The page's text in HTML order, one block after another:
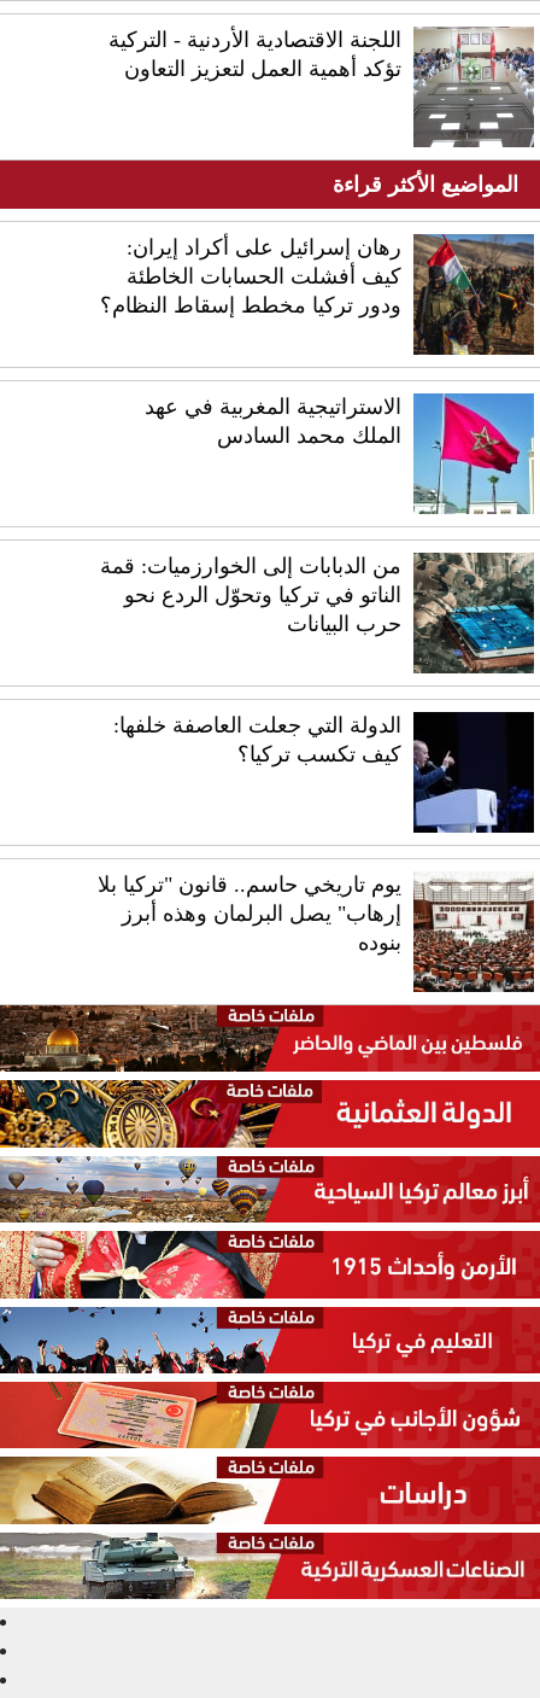
اللجنة الاقتصادية الأردنية - التركية
تؤكد أهمية العمل لتعزيز التعاون
المواضيع الأكثر قراءة
رهان إسرائيل على أكراد إيران:
كيف أفشلت الحسابات الخاطئة
ودور تركيا مخطط إسقاط النظام؟
الاستراتيجية المغربية في عهد
الملك محمد السادس
من الدبابات إلى الخوارزميات: قمة
الناتو في تركيا وتحوّل الردع نحو
حرب البيانات
الدولة التي جعلت العاصفة خلفها:
كيف تكسب تركيا؟
يوم تاريخي حاسم.. قانون "تركيا بلا
إرهاب" يصل البرلمان وهذه أبرز
بنوده